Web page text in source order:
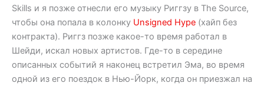
Skills и я позже отнесли его музыку Риггзу в The Source,
чтобы она попала в колонку Unsigned Hype (хайп без
контракта). Риггз позже какое-то время работал в
Шейди, искал новых артистов. Где-то в середине
описанных событий я наконец встретил Эма, во время
одной из его поездок в Нью-Йорк, когда он приезжал на